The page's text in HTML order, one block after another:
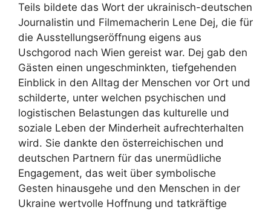
Teils bildete das Wort der ukrainisch-deutschen
Journalistin und Filmemacherin Lene Dej, die für
die Ausstellungseröffnung eigens aus
Uschgorod nach Wien gereist war. Dej gab den
Gästen einen ungeschminkten, tiefgehenden
Einblick in den Alltag der Menschen vor Ort und
schilderte, unter welchen psychischen und
logistischen Belastungen das kulturelle und
soziale Leben der Minderheit aufrechterhalten
wird. Sie dankte den österreichischen und
deutschen Partnern für das unermüdliche
Engagement, das weit über symbolische
Gesten hinausgehe und den Menschen in der
Ukraine wertvolle Hoffnung und tatkräftige